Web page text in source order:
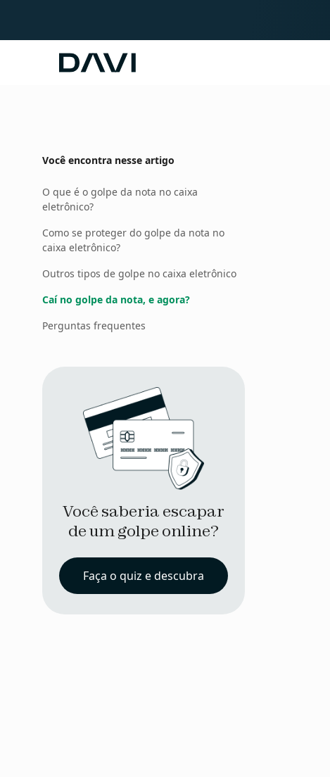
Davi
Você encontra nesse artigo
O que é o golpe da nota no caixa
eletrônico?
Como se proteger do golpe da nota no
caixa eletrônico?
Outros tipos de golpe no caixa eletrônico
Caí no golpe da nota, e agora?
Perguntas frequentes
Você saberia escapar
de um golpe online?
Faça o quiz e descubra